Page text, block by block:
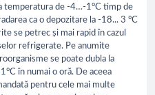
temperatura de -4…-1°C timp de
ca o depozitare la -18... 3 °C
se petrec și mai rapid în cazul
refrigerate. Pe anumite
se poate dubla la
în numai o oră. De aceea
pentru cele mai multe